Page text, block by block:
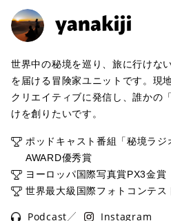
世界中の秘境を巡り、旅に行けな
を届ける冒険家ユニットです。現
クリエイティブに発信し、誰かの
けを創りたいです。
ポッドキャスト番組「秘境ラ
AWARD優秀賞
ヨーロッパ国際写真賞PX3金賞
世界最大級国際フォトコンテス
Podcast Instagram